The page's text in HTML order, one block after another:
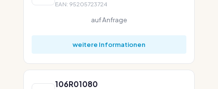
EAN: 95205723724
auf Anfrage
weitere Informationen
106R01080